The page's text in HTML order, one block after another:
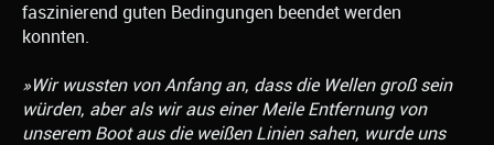
faszinierend guten Bedingungen beendet werden
konnten.
»Wir wussten von Anfang an, dass die Wellen groß sein
würden, aber als wir aus einer Meile Entfernung von
unserem Boot aus die weißen Linien sahen, wurde uns